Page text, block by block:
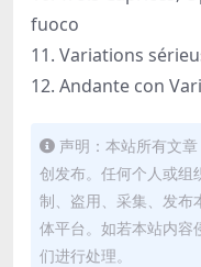
fuoco
11. Variations
12. Andante con
声明：本站所有文
创发布。任何个人或组
制、盗用、采集、发布
体平台。如若本站内容
们进行处理。